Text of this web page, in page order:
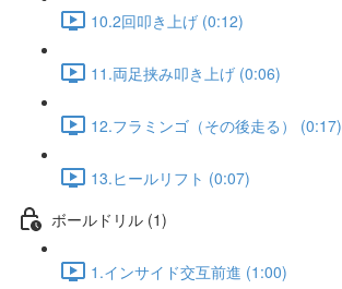
10.2回叩き上げ (0:12)
11.両足挟み叩き上げ (0:06)
12.フラミンゴ（その後走る） (0:17)
13.ヒールリフト (0:07)
ボールドリル (1)
1.インサイド交互前進 (1:00)